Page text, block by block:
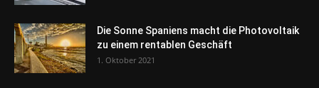
Die Sonne Spaniens macht die Photovoltaik
zu einem rentablen Geschäft
1. Oktober 2021